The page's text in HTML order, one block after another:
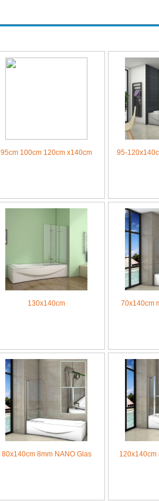
95cm 100cm 120cm x140cm 95-
130x140cm 70x140cm
80x140cm 8mm NANO Glas 120x140cm